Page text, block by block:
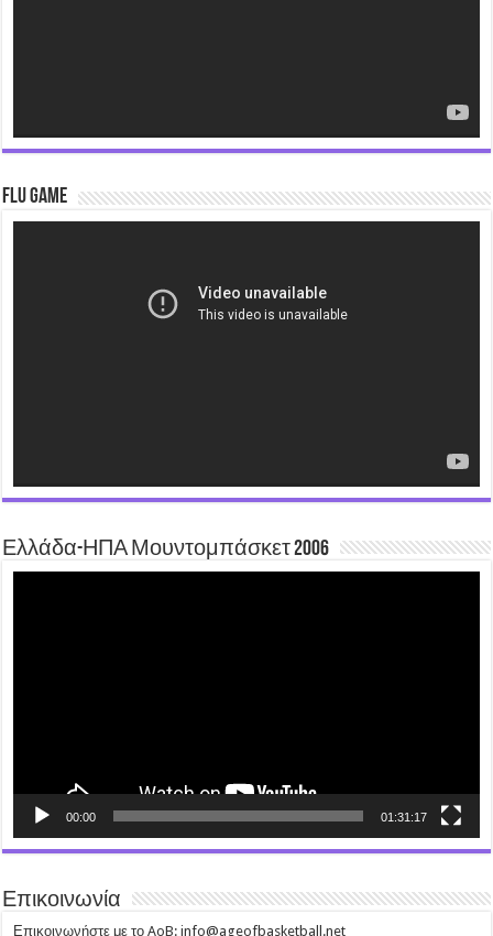
Flu Game
Ελλάδα-ΗΠΑ Μουντομπάσκετ 2006
00:00 01:31:17
Επικοινωνία
Επικοινωνήστε με το AoB: info@ageofbasketball.net